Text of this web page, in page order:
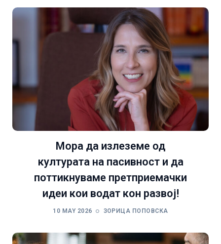
Мора да излеземе од
културата на пасивност и да
поттикнуваме претприемачки
идеи кои водат кон развој!
10 MAY 2026 ЗОРИЦА ПОПОВСКА